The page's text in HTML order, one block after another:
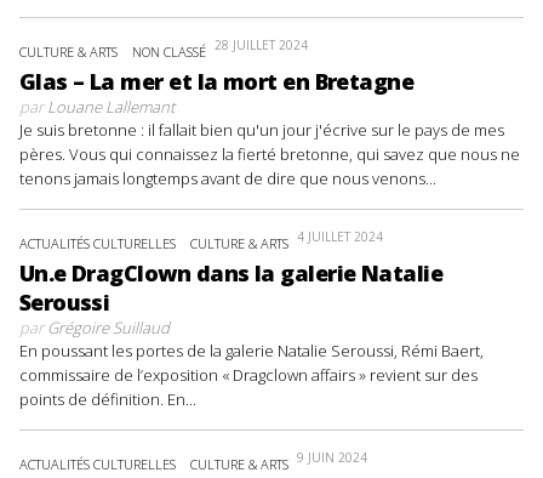
CULTURE & ARTS NON CLASSÉ 28 JUILLET 2024
Glas – La mer et la mort en Bretagne
parLouane Lallemant
Je suis bretonne : il fallait bien qu'un jour j'écrive sur le pays de mes
pères. Vous qui connaissez la fierté bretonne, qui savez que nous ne
tenons jamais longtemps avant de dire que nous venons...
ACTUALITÉS CULTURELLES CULTURE & ARTS 4 JUILLET 2024
Un.e DragClown dans la galerie Natalie
Seroussi
parGrégoire Suillaud
En poussant les portes de la galerie Natalie Seroussi, Rémi Baert,
commissaire de l’exposition « Dragclown affairs » revient sur des
points de définition. En...
ACTUALITÉS CULTURELLES CULTURE & ARTS 9 JUIN 2024